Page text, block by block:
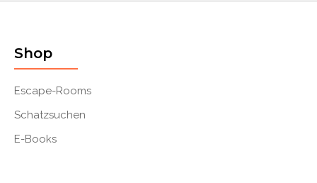
Shop
Escape-Rooms
Schatzsuchen
E-Books